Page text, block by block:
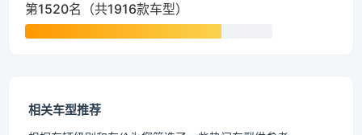
第1520名（共1916款车型）
相关车型推荐